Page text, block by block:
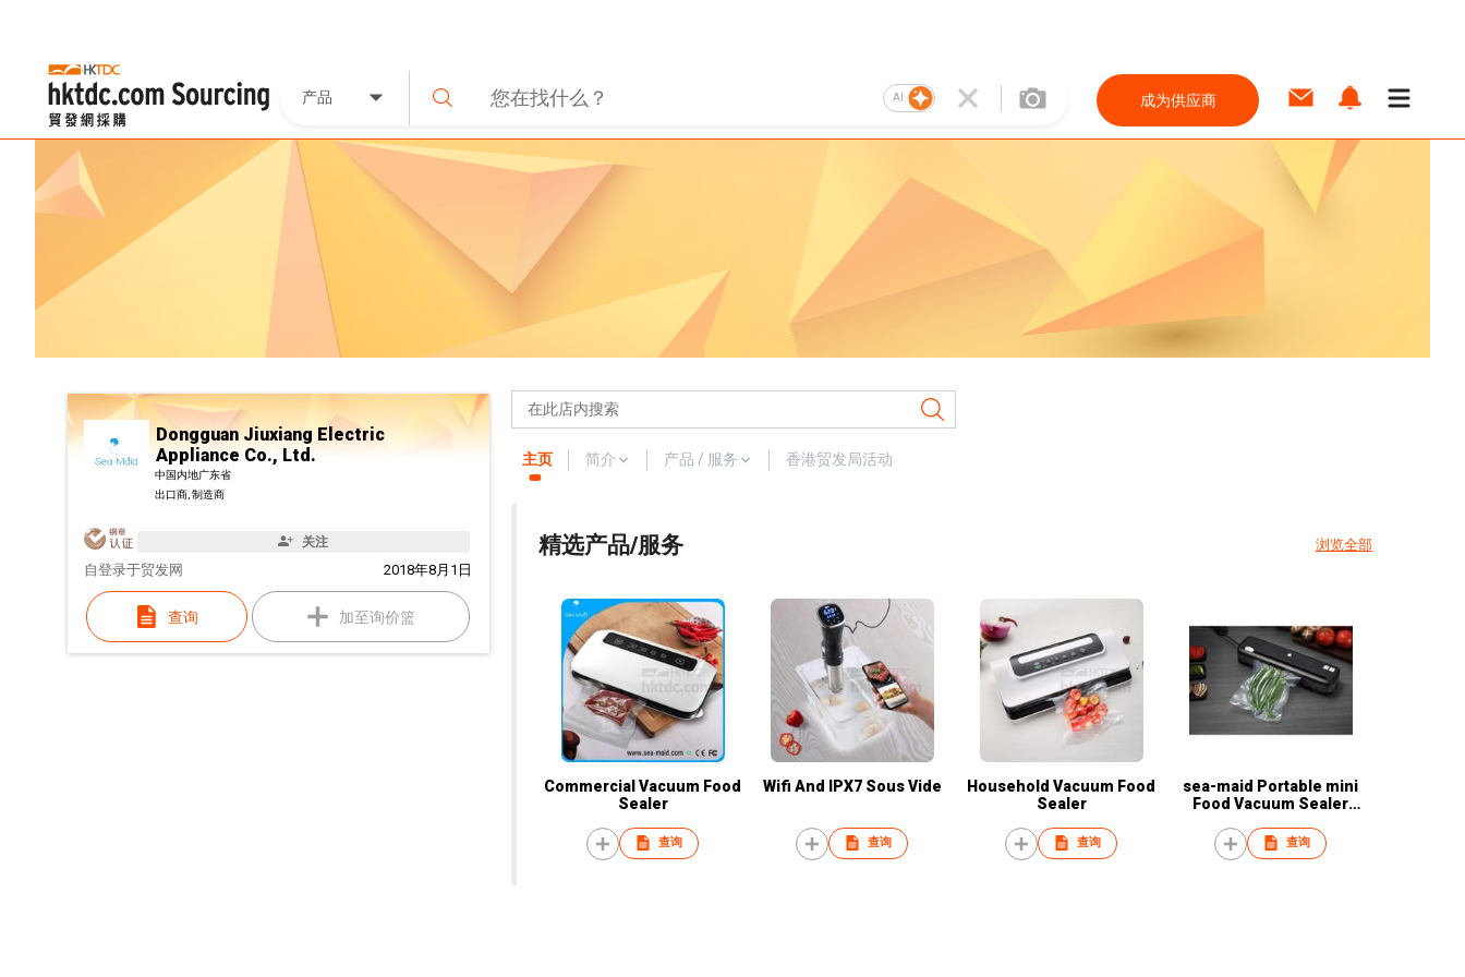
产品 AI 成为供应商
Dongguan Jiuxiang Electric
Appliance Co., Ltd.
中国内地广东省
出口商, 制造商
关注
自 2018年8月1日
登录于贸发网
查询 加至询价篮
主页 简介 产品 / 服务 香港贸发局活动
精选产品/服务 浏览全部
Commercial Vacuum Food
Sealer
查询
Wifi And IPX7 Sous Vide
查询
Household Vacuum Food
Sealer
查询
sea-maid Portable mini
Food Vacuum Sealer
查询